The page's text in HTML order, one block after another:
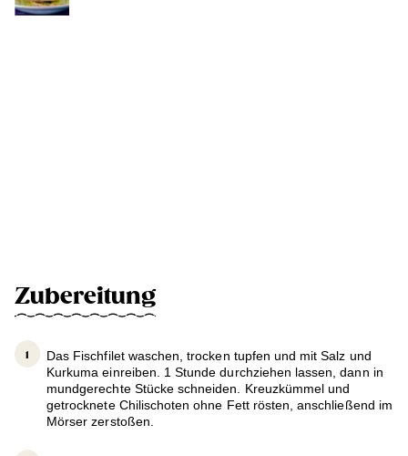
Zubereitung
Das Fischfilet waschen, trocken tupfen und mit Salz und
Kurkuma einreiben. 1 Stunde durchziehen lassen, dann in
mundgerechte Stücke schneiden. Kreuzkümmel und
getrocknete Chilischoten ohne Fett rösten, anschließend im
Mörser zerstoßen.